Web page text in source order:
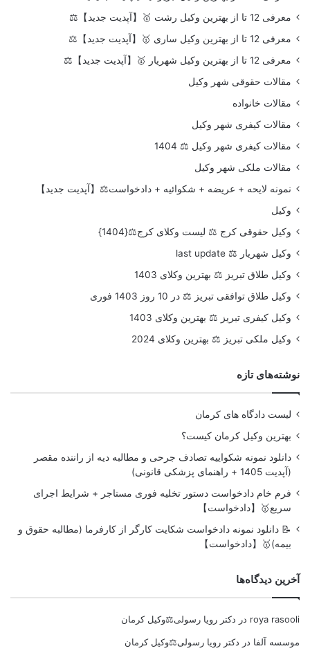
معرفی 12 تا از بهترین وکیل رشت 🥇【آپدیت جدید】⚖️
معرفی 12 تا از بهترین وکیل ساری 🥇【آپدیت جدید】⚖️
معرفی 12 تا از بهترین وکیل شهریار 🥇【آپدیت جدید】⚖️
مقالات حقوقی شهر وکیل
مقالات خانواده
مقالات کیفری شهر وکیل
مقالات کیفری شهر وکیل ⚖️ 1404
مقالات ملکی شهر وکیل
نمونه لایحه + عریضه + شکوائیه + دادخواست⚖️【آپدیت جدید】
وکیل
وکیل حقوقی کرج ⚖️ لیست وکلای کرج⚖️{1404}
وکیل شهریار ⚖️ last update
وکیل طلاق تبریز ⚖️ بهترین وکلای 1403
وکیل طلاق توافقی تبریز ⚖️ در 10 روز 1403 فوری
وکیل کیفری تبریز ⚖️ بهترین وکلای 1403
وکیل ملکی تبریز ⚖️ بهترین وکلای 2024
نوشته‌های تازه
لیست دادگاه های کرمان
بهترین وکیل کرمان کیست؟
دانلود نمونه شکواییه تصادف جرحی و مطالبه دیه از راننده مقصر
(آپدیت 1405 + راهنمای پزشکی قانونی)
فرم خام دادخواست دستور تخلیه فوری مستاجر + شرایط اجرای
سریع🥇【دادخواست】
📝 دانلود نمونه دادخواست شکایت کارگر از کارفرما (مطالبه حقوق و
بیمه)🥇【دادخواست】
آخرین دیدگاه‌ها
roya rasooli در دکتر رویا رسولی⚖️وکیل کرمان
موسسه آلفا در دکتر رویا رسولی⚖️وکیل کرمان